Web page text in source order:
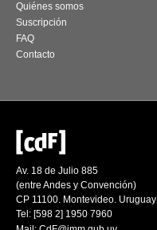
Quiénes somos
Suscripción
FAQ
Contacto
Av. 18 de Julio 885
(entre Andes y Convención)
CP 11100. Montevideo. Uruguay
Tel: [598 2] 1950 7960